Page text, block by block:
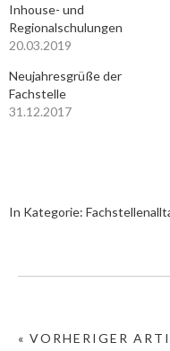
Inhouse- und
Regionalschulungen
20.03.2019
Neujahresgrüße der
Fachstelle
31.12.2017
In Kategorie:
« VORHERIGER